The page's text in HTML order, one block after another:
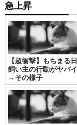
急上昇
【超衝撃】もちまる
飼い主の行動がヤバ
→その様子